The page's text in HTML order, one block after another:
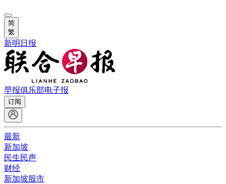
简
繁
新明日报
早报俱乐部电子报
订阅
最新
新加坡
民生民声
财经
新加坡股市